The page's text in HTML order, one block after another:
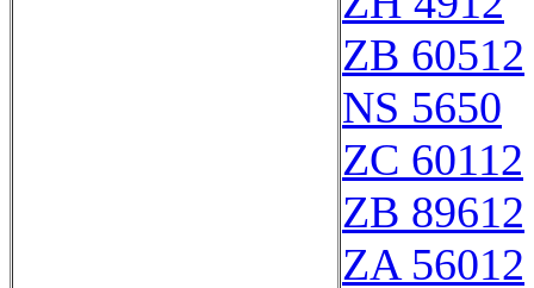
ZB 60512
NS 5650
ZC 60112
ZB 89612
ZA 56012